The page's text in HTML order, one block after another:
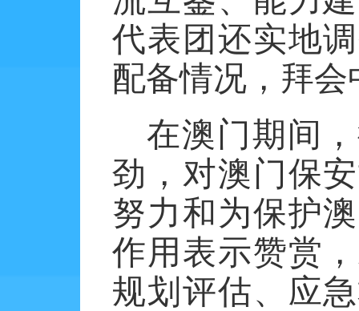
代表团还实地
配备情况，拜
在澳门期间
劲，对澳门保
努力和为保护
作用表示赞赏
规划评估、应